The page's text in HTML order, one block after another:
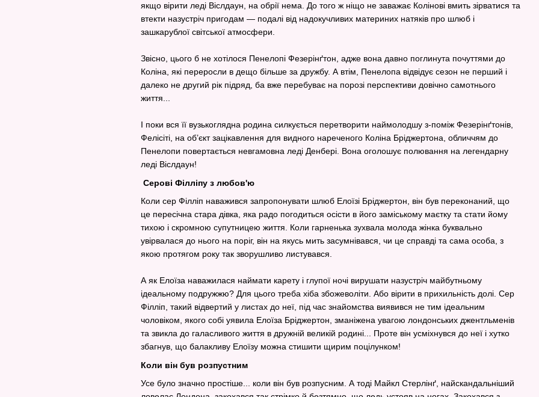
якщо вірити леді Віслдаун, на обрії нема. До того ж ніщо не заважає Колінові вмить зірватися та
втекти назустріч пригодам — подалі від надокучливих материних натяків про шлюб і
зашкарублої світської атмосфери.
Звісно, цього б не хотілося Пенелопі Фезерінґтон, адже вона давно поглинута почуттями до
Коліна, які переросли в дещо більше за дружбу. А втім, Пенелопа відвідує сезон не перший і
далеко не другий рік підряд, ба вже перебуває на порозі перспективи довічно самотнього
життя...
І поки вся її вузькоглядна родина силкується перетворити наймолодшу з-поміж Фезерінґтонів,
Фелісіті, на об’єкт зацікавлення для видного нареченого Коліна Бріджертона, обличчям до
Пенелопи повертається невгамовна леді Денбері. Вона оголошує полювання на легендарну
леді Віслдаун!
Серові Філліпу з любов'ю
Коли сер Філліп наважився запропонувати шлюб Елоїзі Бріджертон, він був переконаний, що
це пересічна стара дівка, яка радо погодиться осісти в його заміському маєтку та стати йому
тихою і скромною супутницею життя. Коли гарненька зухвала молода жінка буквально
увірвалася до нього на поріг, він на якусь мить засумнівався, чи це справді та сама особа, з
якою протягом року так зворушливо листувався.
А як Елоїза наважилася наймати карету і глупої ночі вирушати назустріч майбутньому
ідеальному подружжю? Для цього треба хіба збожеволіти. Або вірити в прихильність долі. Сер
Філліп, такий відвертий у листах до неї, під час знайомства виявився не тим ідеальним
чоловіком, якого собі уявила Елоїза Бріджертон, зманіжена увагою лондонських джентльменів
та звикла до галасливого життя в дружній великій родині... Проте він усміхнувся до неї і хутко
збагнув, що балакливу Елоїзу можна стишити щирим поцілунком!
Коли він був розпустним
Усе було значно простіше... коли він був розпусним. А тоді Майкл Стерлінґ, найскандальніший